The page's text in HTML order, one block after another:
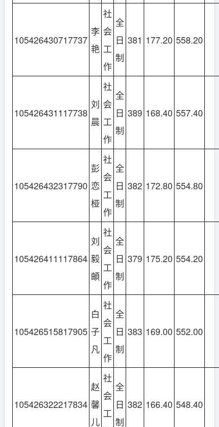
105426430717737
李
艳
社
会
工
作
全
日
制
381 177.20 558.20
105426431117738
刘
晨
社
会
工
作
全
日
制
389 168.40 557.40
105426432317790
彭
恋
桠
社
会
工
作
全
日
制
382 172.80 554.80
105426411117864
刘
毅
頔
社
会
工
作
全
日
制
379 175.20 554.20
105426515817905
白
子
凡
社
会
工
作
全
日
制
383 169.00 552.00
105426322217834
赵
馨
儿
社
会
工
全
日
制
382 166.40 548.40